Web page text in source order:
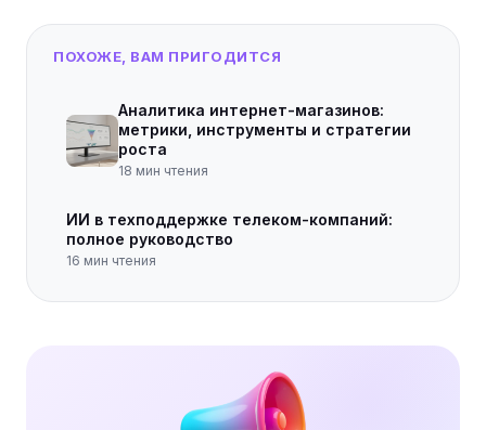
ПОХОЖЕ, ВАМ ПРИГОДИТСЯ
Аналитика интернет-магазинов:
метрики, инструменты и стратегии
роста
18 мин чтения
ИИ в техподдержке телеком-компаний:
полное руководство
16 мин чтения